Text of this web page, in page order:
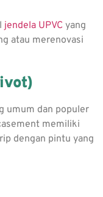
jendela UPVC yang
atau merenovasi
umum dan populer
memiliki
dengan pintu yang